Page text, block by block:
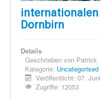
internationalen
Dornbirn
Details
Geschrieben von Patrick
Kategorie: Uncategorised
Veröffentlicht: 07.
Zugriffe: 12053